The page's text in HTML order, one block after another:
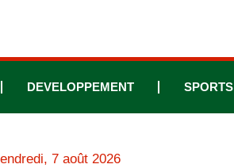
DEVELOPPEMENT SPORTS
7 août 2026